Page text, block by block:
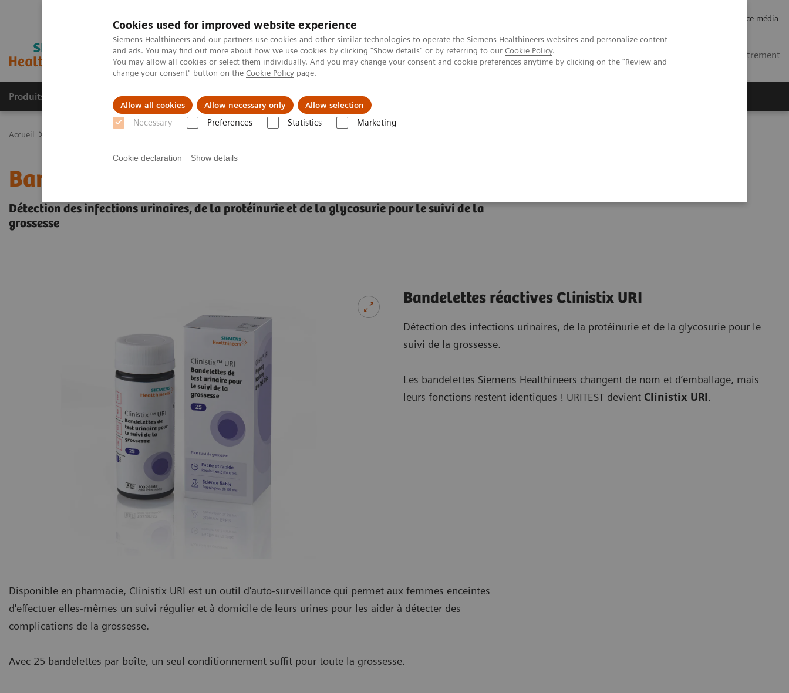
Cookies used for improved website experience
Siemens Healthineers and our partners use cookies and other similar technologies to operate the Siemens Healthineers websites and personalize content
and ads. You may find out more about how we use cookies by clicking "Show details" or by referring to our Cookie Policy.
You may allow all cookies or select them individually. And you may change your consent and cookie preferences anytime by clicking on the "Review and
change your consent" button on the Cookie Policy page.
Allow all cookies Allow necessary only Allow selection
Necessary Preferences Statistics Marketing
Cookie declaration Show details
Espace média
FR Se connecter / Enregistrement
Produits & services Spécialités cliniques Formations & Accompagnement
Accueil
Bandelettes réactives Clinistix URI
Détection des infections urinaires, de la protéinurie et de la glycosurie pour le suivi de la
grossesse
Bandelettes réactives Clinistix URI
Détection des infections urinaires, de la protéinurie et de la glycosurie pour le
suivi de la grossesse.
Les bandelettes Siemens Healthineers changent de nom et d’emballage, mais
leurs fonctions restent identiques ! URITEST devient Clinistix URI.
Disponible en pharmacie, Clinistix URI est un outil d'auto-surveillance qui permet aux femmes enceintes
d'effectuer elles-mêmes un suivi régulier et à domicile de leurs urines pour les aider à détecter des
complications de la grossesse.
Avec 25 bandelettes par boîte, un seul conditionnement suffit pour toute la grossesse.